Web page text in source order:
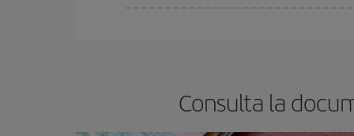
Consulta la